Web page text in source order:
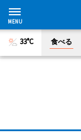
33°C 食べる